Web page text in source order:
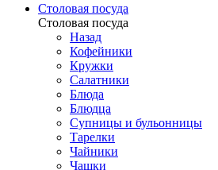
Столовая посуда
Столовая посуда
Назад
Кофейники
Кружки
Салатники
Блюда
Блюдца
Супницы и бульонницы
Тарелки
Чайники
Чашки